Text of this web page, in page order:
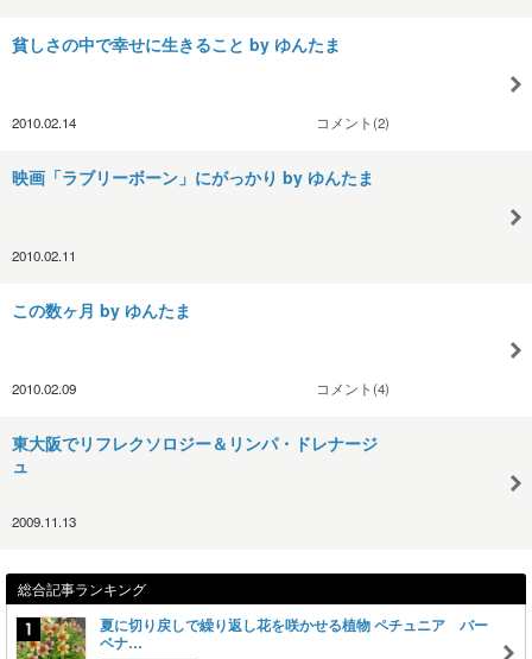
貧しさの中で幸せに生きること by ゆんたま
2010.02.14 コメント(2)
映画「ラブリーボーン」にがっかり by ゆんたま
2010.02.11
この数ヶ月 by ゆんたま
2010.02.09 コメント(4)
東大阪でリフレクソロジー＆リンパ・ドレナージ
ュ
2009.11.13
総合記事ランキング
夏に切り戻しで繰り返し花を咲かせる植物 ペチュニア バー
ベナ…